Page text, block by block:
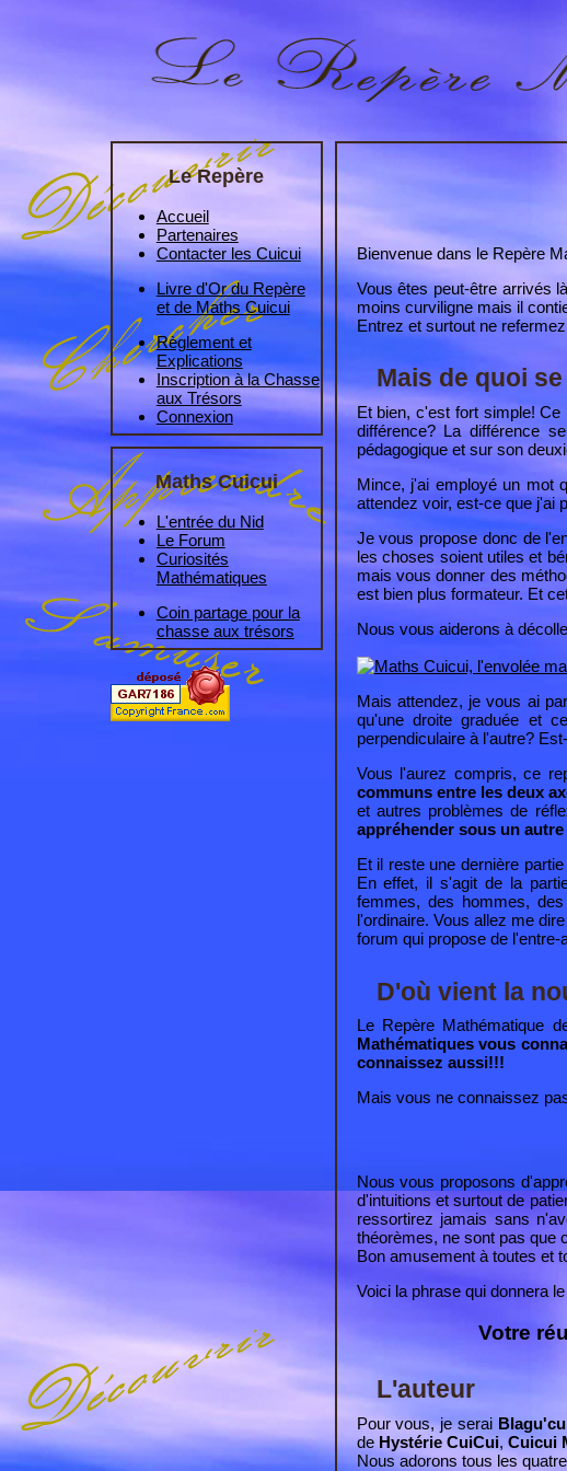
Le Repère
Accueil
Partenaires
Contacter les Cuicui
Livre d'Or du Repère
et de Maths Cuicui
Règlement et
Explications
Inscription à la Chasse
aux Trésors
Connexion
Maths Cuicui
L'entrée du Nid
Le Forum
Curiosités
Mathématiques
Coin partage pour la
chasse aux trésors
Bienvenue dans le Repère
Vous êtes peut-être arrivés
moins curviligne mais il
Entrez et surtout ne
Mais de quoi
Et bien, c'est fort simple!
différence? La différence
pédagogique et sur son
Mince, j'ai employé un mot
attendez voir, est-ce que j'ai
Je vous propose donc de
les choses soient utiles et
mais vous donner des
est bien plus formateur. Et
Nous vous aiderons à
Mais attendez, je vous ai
qu'une droite graduée et
perpendiculaire à l'autre?
Vous l'aurez compris, ce
communs entre les deux
et autres problèmes de
appréhender sous un
Et il reste une dernière
En effet, il s'agit de la
femmes, des hommes,
l'ordinaire. Vous allez me
forum qui propose de
D'où vient la
Le Repère Mathématique
Mathématiques vous
connaissez aussi!!!
Mais vous ne connaissez
Nous vous proposons
d'intuitions et surtout de
ressortirez jamais sans
théorèmes, ne sont pas que
Bon amusement à toutes et
Voici la phrase qui donnera
Votre
L'auteur
Pour vous, je serai
de Hystérie CuiCui, Cuicui
Nous adorons tous les